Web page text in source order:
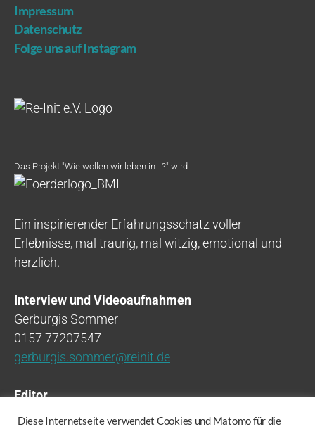
Impres­sum
Daten­schutz
Fol­ge uns auf Instagram
Das Projekt "Wie wollen wir leben in...?" wird
Ein inspirierender Erfahrungsschatz voller
Erlebnisse, mal traurig, mal witzig, emotional und
herzlich.
Interview und Videoaufnahmen
Gerburgis Sommer
0157 77207547
gerburgis.sommer@reinit.de
Editor
Montevideo (Bottrop)
Diese Internetseite verwendet Cookies und Matomo für die